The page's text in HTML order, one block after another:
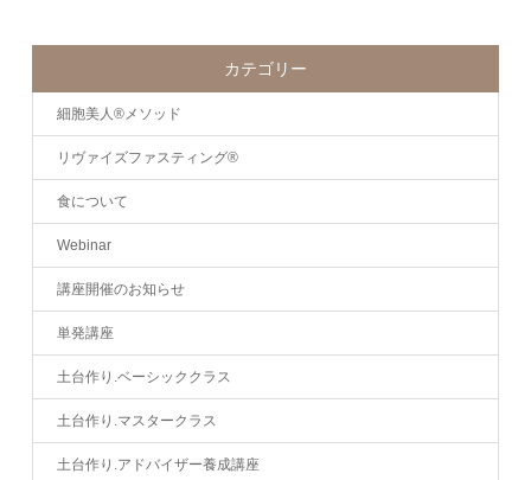
カテゴリー
細胞美人®メソッド
リヴァイズファスティング®
食について
Webinar
講座開催のお知らせ
単発講座
土台作り.ベーシッククラス
土台作り.マスタークラス
土台作り.アドバイザー養成講座